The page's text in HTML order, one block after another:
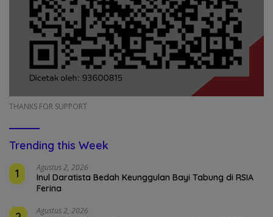
THANKS FOR SUPPORT
Trending this Week
1
Agustus 2, 2026
Inul Daratista Bedah Keunggulan Bayi Tabung di RSIA
Ferina
Agustus 2, 2026